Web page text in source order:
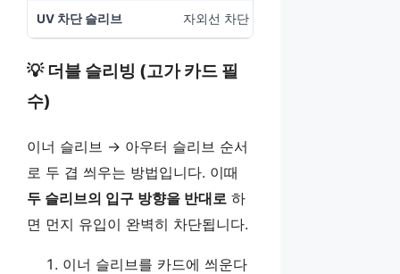
UV 차단 슬리브 자외선 차단 코팅
💡 더블 슬리빙 (고가 카드 필
수)
이너 슬리브 → 아우터 슬리브 순서
로 두 겹 씌우는 방법입니다. 이때
두 슬리브의 입구 방향을 반대로 하
면 먼지 유입이 완벽히 차단됩니다.
이너 슬리브를 카드에 씌운다